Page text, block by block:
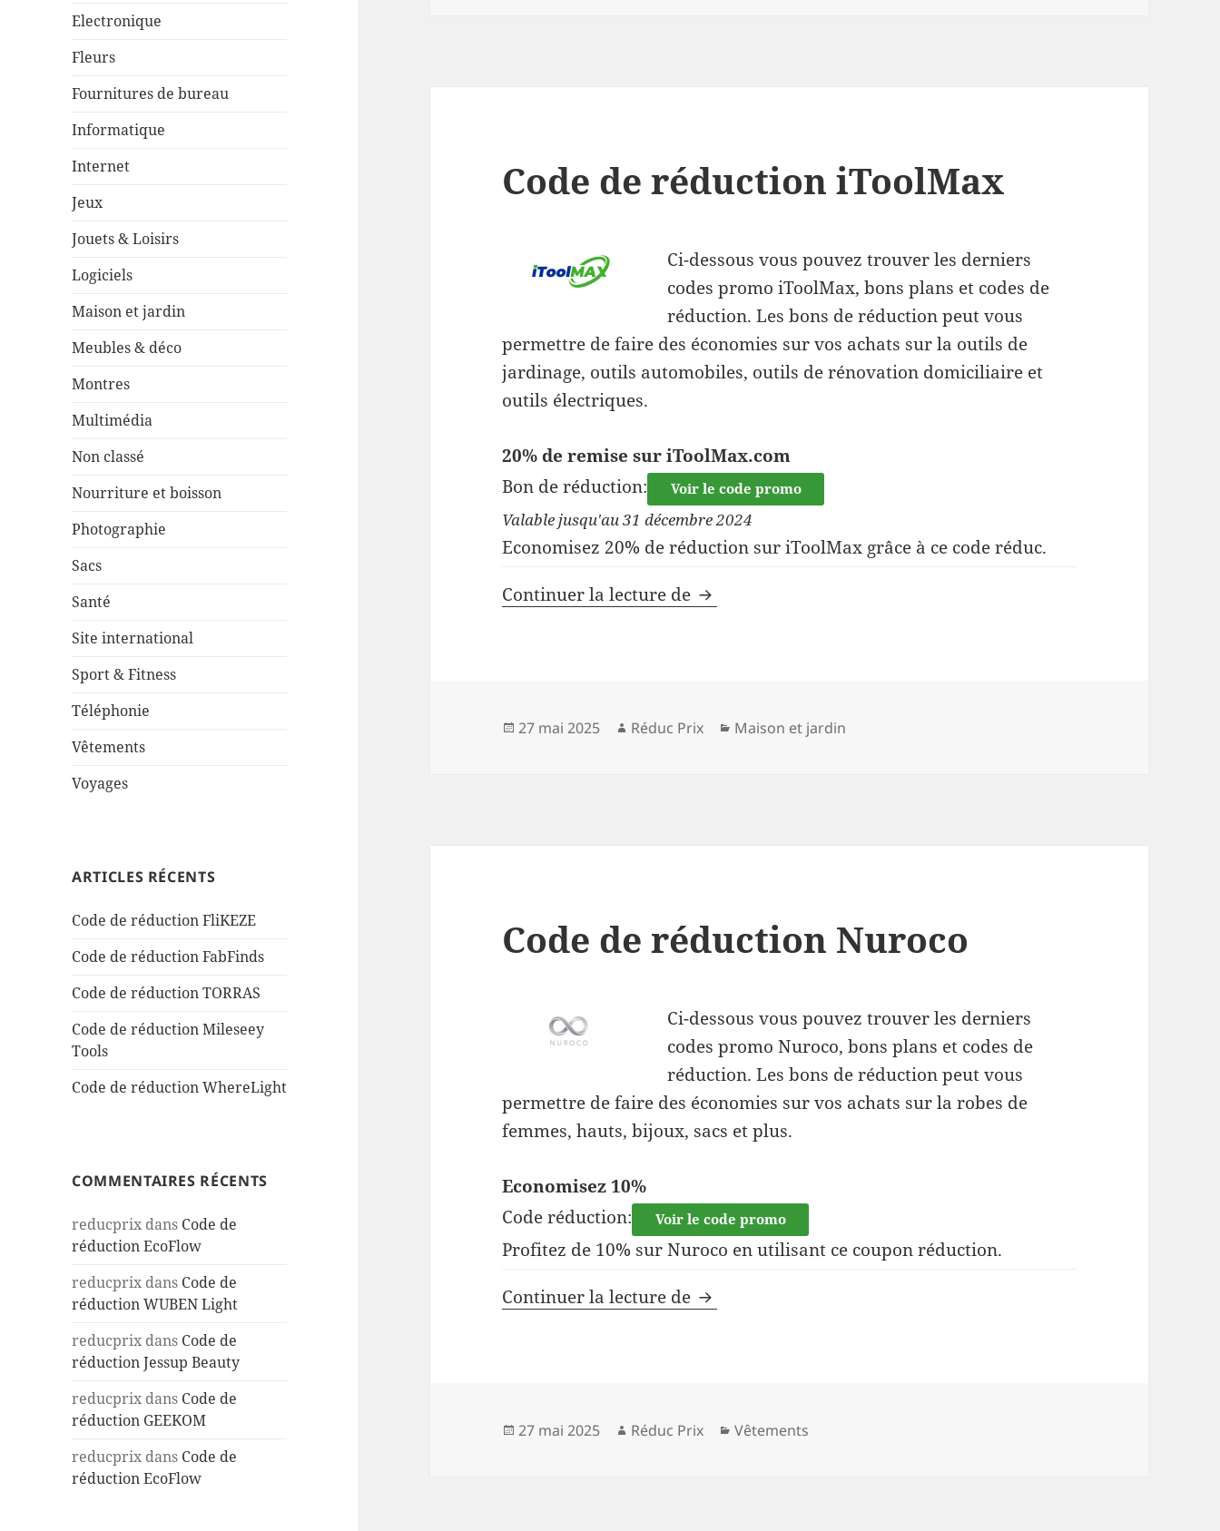
Electronique
Fleurs
Fournitures de bureau
Informatique
Internet
Jeux
Jouets & Loisirs
Logiciels
Maison et jardin
Meubles & déco
Montres
Multimédia
Non classé
Nourriture et boisson
Photographie
Sacs
Santé
Site international
Sport & Fitness
Téléphonie
Vêtements
Voyages
ARTICLES RÉCENTS
Code de réduction FliKEZE
Code de réduction FabFinds
Code de réduction TORRAS
Code de réduction Mileseey
Tools
Code de réduction WhereLight
COMMENTAIRES RÉCENTS
reducprix dans Code de
réduction EcoFlow
reducprix dans Code de
réduction WUBEN Light
reducprix dans Code de
réduction Jessup Beauty
reducprix dans Code de
réduction GEEKOM
reducprix dans Code de
réduction EcoFlow
Code de réduction iToolMax
Ci-dessous vous pouvez trouver les derniers
codes promo iToolMax, bons plans et codes de
réduction. Les bons de réduction peut vous
permettre de faire des économies sur vos achats sur la outils de
jardinage, outils automobiles, outils de rénovation domiciliaire et
outils électriques.
20% de remise sur iToolMax.com
Bon de réduction:
Voir le code promo
Valable jusqu'au 31 décembre 2024
Economisez 20% de réduction sur iToolMax grâce à ce code réduc.
Continuer la lecture de Code de réduction iToolMax
Publié
27 mai 2025 Auteur
Réduc Prix Catégories
Maison et jardin
Code de réduction Nuroco
Ci-dessous vous pouvez trouver les derniers
codes promo Nuroco, bons plans et codes de
réduction. Les bons de réduction peut vous
permettre de faire des économies sur vos achats sur la robes de
femmes, hauts, bijoux, sacs et plus.
Economisez 10%
Code réduction:
Voir le code promo
Profitez de 10% sur Nuroco en utilisant ce coupon réduction.
Continuer la lecture de Code de réduction Nuroco
Publié
27 mai 2025 Auteur
Réduc Prix Catégories
Vêtements